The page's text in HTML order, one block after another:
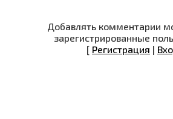
Добавлять комментарии
зарегистрированные
[ Регистрация |